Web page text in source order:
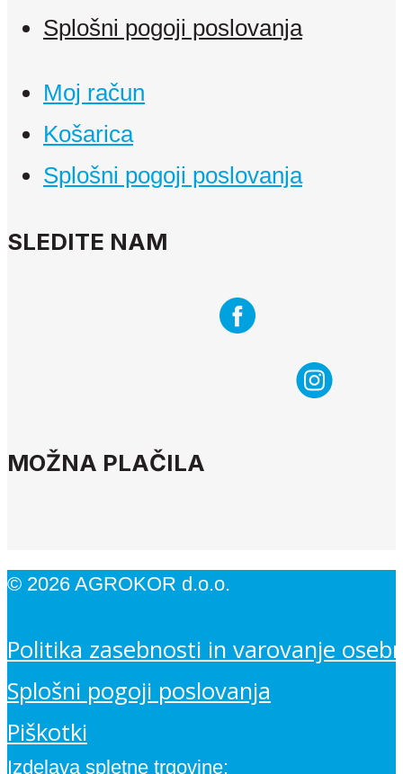
Splošni pogoji poslovanja
Moj račun
Košarica
Splošni pogoji poslovanja
SLEDITE NAM
MOŽNA PLAČILA
© 2026 AGROKOR d.o.o.
Politika zasebnosti in varovanje
Splošni pogoji poslovanja
Piškotki
Izdelava spletne trgovine: